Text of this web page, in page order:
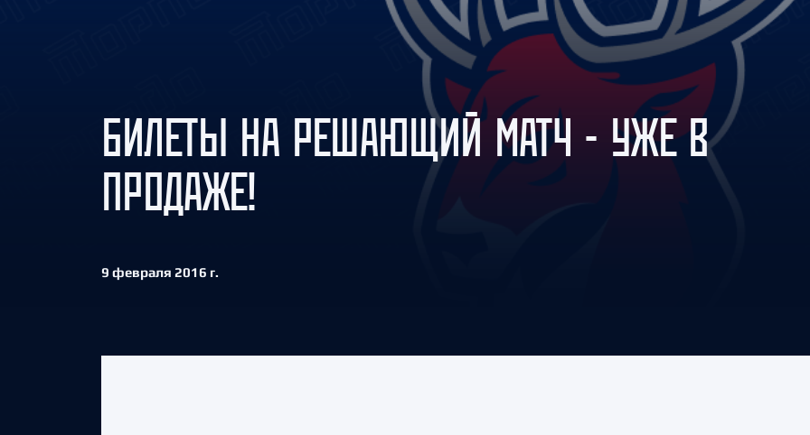
Амур
Барыс
Салават Юлаев
Сибирь
БИЛЕТЫ НА РЕШАЮЩИЙ МАТЧ - УЖЕ В
ПРОДАЖЕ!
9 февраля 2016 г.